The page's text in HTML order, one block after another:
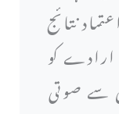
نتائج
کو
سے صوتی